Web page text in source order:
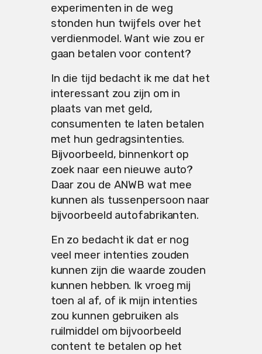
experimenten in de weg
stonden hun twijfels over het
verdienmodel. Want wie zou er
gaan betalen voor content?
In die tijd bedacht ik me dat het
interessant zou zijn om in
plaats van met geld,
consumenten te laten betalen
met hun gedragsintenties.
Bijvoorbeeld, binnenkort op
zoek naar een nieuwe auto?
Daar zou de ANWB wat mee
kunnen als tussenpersoon naar
bijvoorbeeld autofabrikanten.
En zo bedacht ik dat er nog
veel meer intenties zouden
kunnen zijn die waarde zouden
kunnen hebben. Ik vroeg mij
toen al af, of ik mijn intenties
zou kunnen gebruiken als
ruilmiddel om bijvoorbeeld
content te betalen op het